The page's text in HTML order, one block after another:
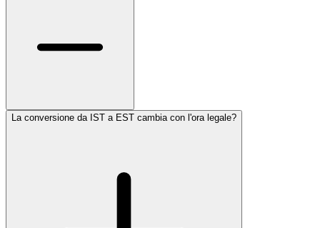
La conversione da IST a EST cambia con l'ora legale?